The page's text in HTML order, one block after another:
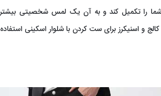
شما را تکمیل کند و به آن یک لمس شخصیتی
اسنیکرز برای ست کردن با شلوار اسکینی استفاده